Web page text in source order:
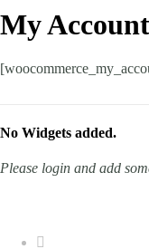
My Account
No Widgets added.
Please login and add